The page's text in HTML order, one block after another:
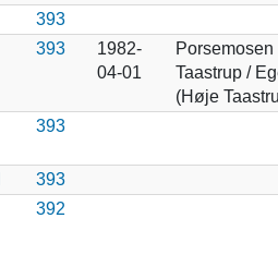
393
393
1982-
04-01
Taastrup /
(Høje
393
393
392